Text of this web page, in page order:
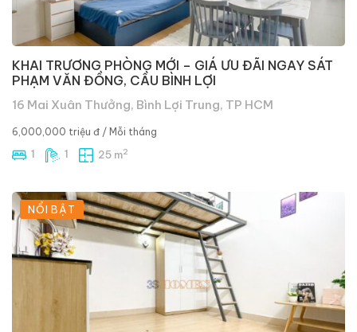
KHAI TRƯƠNG PHÒNG MỚI – GIÁ ƯU ĐÃI NGAY SÁT
PHẠM VĂN ĐỒNG, CẦU BÌNH LỢI
16 Mai Xuân Thưởng, Bình Lợi Trung, TP HCM
6,000,000 triệu đ / Mỗi tháng
1 1 25 m2
NỔI BẬT